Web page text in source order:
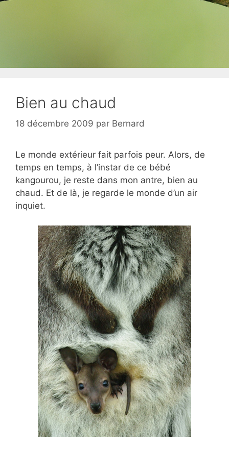
Bien au chaud
18 décembre 2009 par Bernard
Le monde extérieur fait parfois peur. Alors, de
temps en temps, à l’instar de ce bébé
kangourou, je reste dans mon antre, bien au
chaud. Et de là, je regarde le monde d’un air
inquiet.